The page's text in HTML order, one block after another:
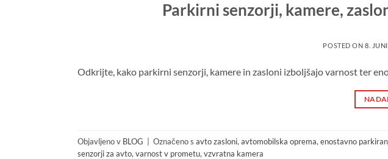
Parkirni senzorji, kamere,
POSTED ON8.
Odkrijte, kako parkirni senzorji, kamere in zasloni izboljšajo varnost ter
Objavljeno v BLOG Označeno s avto zasloni, avtomobilska oprema, enostavno
senzorji za avto, varnost v prometu, vzvratna kamera